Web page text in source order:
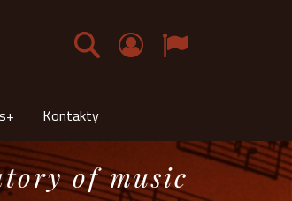
Čeština
Kontakty
of music